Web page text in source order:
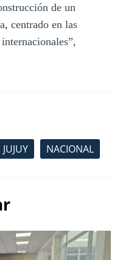
de un
centrado en las
JUJUY NACIONAL